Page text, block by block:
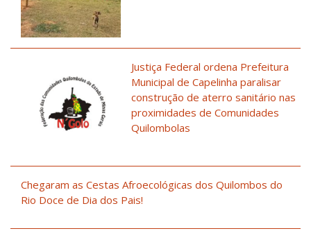
Justiça Federal ordena Prefeitura
Municipal de Capelinha paralisar
construção de aterro sanitário nas
proximidades de Comunidades
Quilombolas
Chegaram as Cestas Afroecológicas dos Quilombos do
Rio Doce de Dia dos Pais!